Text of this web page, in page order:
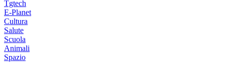
Tgtech
E-Planet
Cultura
Salute
Scuola
Animali
Spazio